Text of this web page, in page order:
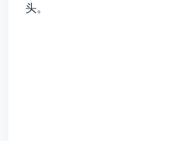
头。